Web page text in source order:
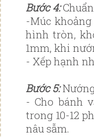
Bước 4:
-Múc
hình tròn,
1mm, khi
- Xếp hạnh
Bước 5:
- Cho bánh
trong 10-12
nâu sẫm.